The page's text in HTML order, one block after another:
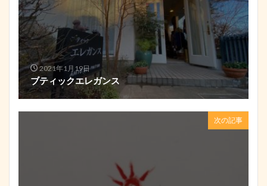
2021年1月19日
ブティックエレガンス
次の記事